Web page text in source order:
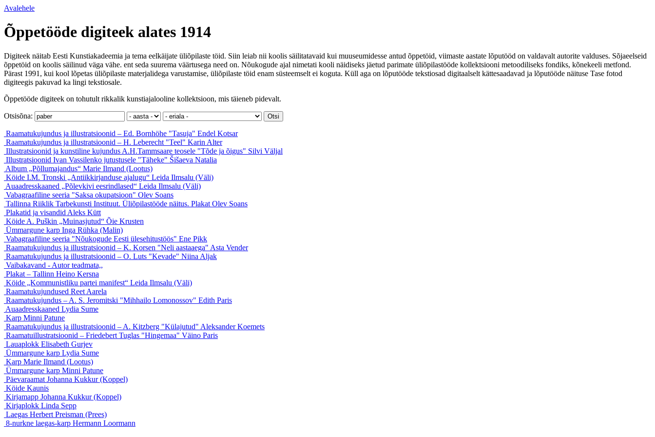
Avalehele
Õppetööde digiteek alates 1914
Digiteek näitab Eesti Kunstiakadeemia ja tema eelkäijate üliõpilaste töid. Siin leiab nii koolis säilitatavaid kui muuseumidesse antud õppetöid, viimaste aastate lõputööd on valdavalt autorite valduses. Sõjaeelseid
õppetöid on koolis säilinud väga vähe. ent seda suurema väärtusega need on. Nõukogude ajal nimetati kooli näidiseks jäetud parimate üliõpilastööde kollektsiooni metoodiliseks fondiks, kõnekeeli metfond.
Pärast 1991, kui kool lõpetas üliõpilaste materjalidega varustamise, üliõpilaste töid enam süsteemselt ei koguta. Küll aga on lõputööde tekstiosad digitaalselt kättesaadavad ja lõputööde näituse Tase fotod
digiteegis pakuvad ka lingi tekstiosale.
Õppetööde digiteek on tohutult rikkalik kunstiajalooline kollektsioon, mis täieneb pidevalt.
Otsisõna:
Raamatukujundus ja illustratsioonid – Ed. Bornhöhe "Tasuja" Endel Kotsar
Raamatukujundus ja illustratsioonid – H. Leberecht "Teel" Karin Alter
Illustratsioonid ja kunstiline kujundus A.H.Tammsaare teosele "Tõde ja õigus" Silvi Väljal
Illustratsioonid Ivan Vassilenko jutustusele "Täheke" Šišaeva Natalia
Album „Põllumajandus“ Marie Ilmand (Lootus)
Köide I.M. Tronski „Antiikkirjanduse ajalugu“ Leida Ilmsalu (Väli)
Auaadresskaaned „Põlevkivi eesrindlased“ Leida Ilmsalu (Väli)
Vabagraafiline seeria "Saksa okupatsioon" Olev Soans
Tallinna Riiklik Tarbekunsti Instituut. Üliõpilastööde näitus. Plakat Olev Soans
Plakatid ja visandid Aleks Kütt
Köide A. Puškin „Muinasjutud“ Õie Krusten
Ümmargune karp Inga Rühka (Malin)
Vabagraafiline seeria "Nõukogude Eesti ülesehitustöös" Ene Pikk
Raamatukujundus ja illustratsioonid – K. Korsen "Neli aastaaega" Asta Vender
Raamatukujundus ja illustratsioonid – O. Luts "Kevade" Niina Aljak
Vaibakavand - Autor teadmata,,
Plakat – Tallinn Heino Kersna
Köide „Kommunistliku partei manifest“ Leida Ilmsalu (Väli)
Raamatukujundused Reet Aarela
Raamatukujundus – A. S. Jeromitski "Mihhailo Lomonossov" Edith Paris
Auaadresskaaned Lydia Sume
Karp Minni Patune
Raamatukujundus ja illustratsioonid – A. Kitzberg "Külajutud" Aleksander Koemets
Raamatuillustratsioonid – Friedebert Tuglas "Hingemaa" Väino Paris
Lauaplokk Elisabeth Gurjev
Ümmargune karp Lydia Sume
Karp Marie Ilmand (Lootus)
Ümmargune karp Minni Patune
Päevaraamat Johanna Kukkur (Koppel)
Köide Kaunis
Kirjamapp Johanna Kukkur (Koppel)
Kirjaplokk Linda Sepp
Laegas Herbert Preisman (Prees)
8-nurkne laegas-karp Hermann Loormann